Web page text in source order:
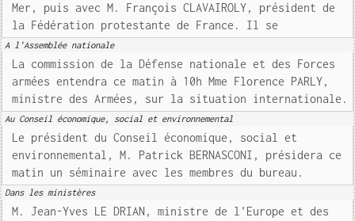
Mer, puis avec M. François CLAVAIROLY, président de
la Fédération protestante de France. Il se
A l'Assemblée nationale
La commission de la Défense nationale et des Forces
armées entendra ce matin à 10h Mme Florence PARLY,
ministre des Armées, sur la situation internationale.
Au Conseil économique, social et environnemental
Le président du Conseil économique, social et
environnemental, M. Patrick BERNASCONI, présidera ce
matin un séminaire avec les membres du bureau.
Dans les ministères
M. Jean-Yves LE DRIAN, ministre de l'Europe et des